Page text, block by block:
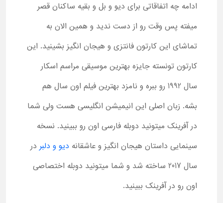
ادامه چه اتفاقاتی برای دیو و بل و بقیه ساکنان قصر
میفته پس وقت رو از دست ندید و همین الان به
تماشای این کارتون فانتزی و هیجان انگیز بشینید. این
کارتون تونسته جایزه بهترین موسیقی مراسم اسکار
سال 1992 رو ببره و نامزد بهترین فیلم اون سال هم
بشه. زبان اصلی این انیمیشن انگلیسی هست ولی شما
در آفرینک میتونید دوبله فارسی اون رو ببینید. نسخه
سینمایی داستان هیجان انگیز و عاشقانه دیو و دلبر در
سال 2017 ساخته شد و شما میتونید دوبله اختصاصی
اون رو در آفرینک ببینید.